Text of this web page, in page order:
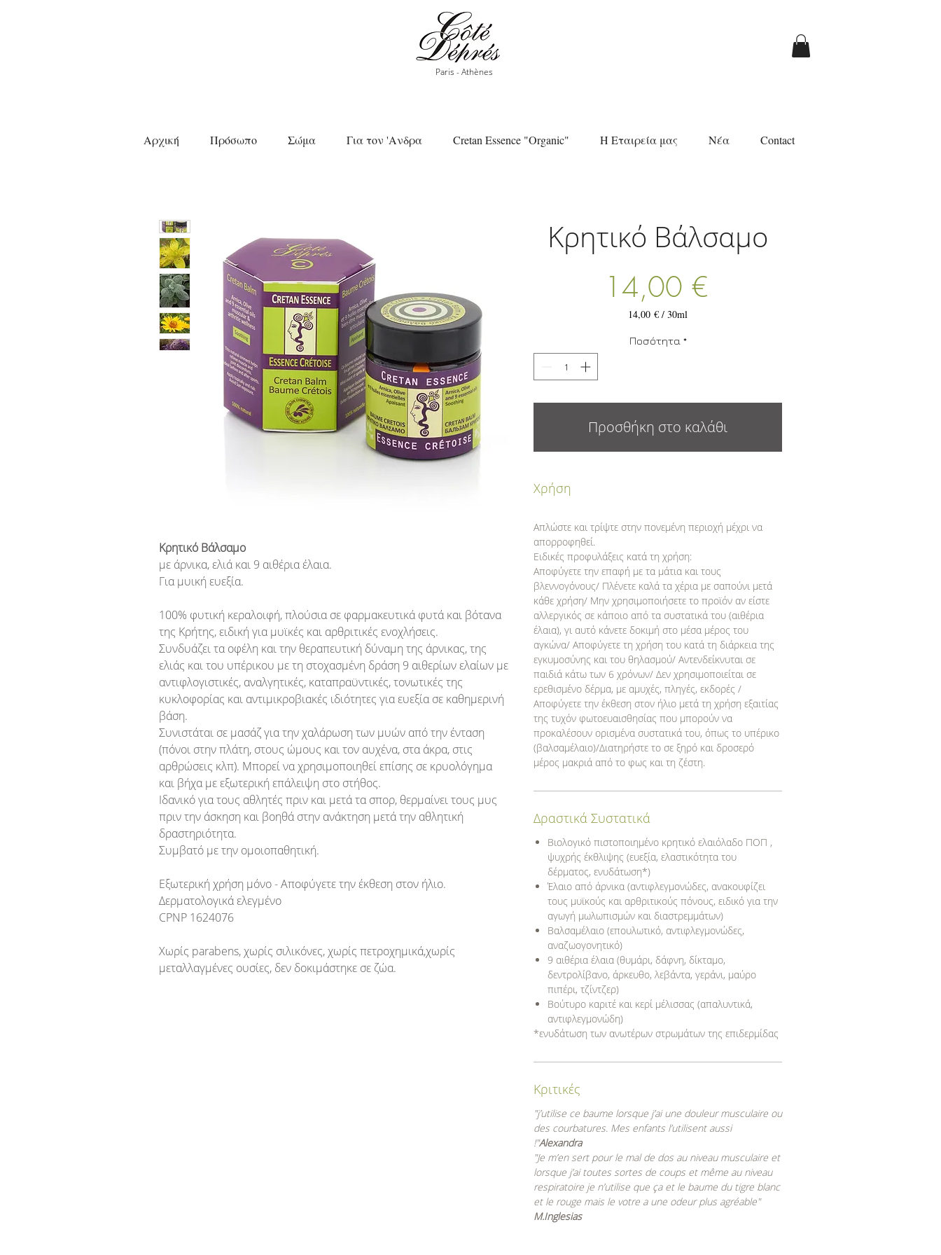
Paris - Athènes
Αρχική Πρόσωπο Σώμα Για τον 'Ανδρα Cretan Essence "Organic" Η Εταιρεία μας Νέα Contact
Κρητικό Βάλσαμο
με άρνικα, ελιά και 9 αιθέρια έλαια.
Για μυική ευεξία.
100% φυτική κεραλοιφή, πλούσια σε φαρμακευτικά φυτά και βότανα
της Κρήτης, ειδική για μυϊκές και αρθριτικές ενοχλήσεις.
Συνδυάζει τα οφέλη και την θεραπευτική δύναμη της άρνικας, της
ελιάς και του υπέρικου με τη στοχασμένη δράση 9 αιθερίων ελαίων με
αντιφλογιστικές, αναλγητικές, καταπραϋντικές, τονωτικές της
κυκλοφορίας και αντιμικροβιακές ιδιότητες για ευεξία σε καθημερινή
βάση.
Συνιστάται σε μασάζ για την χαλάρωση των μυών από την ένταση
(πόνοι στην πλάτη, στους ώμους και τον αυχένα, στα άκρα, στις
αρθρώσεις κλπ). Μπορεί να χρησιμοποιηθεί επίσης σε κρυολόγημα
και βήχα με εξωτερική επάλειψη στο στήθος.
Ιδανικό για τους αθλητές πριν και μετά τα σπορ, θερμαίνει τους μυς
πριν την άσκηση και βοηθά στην ανάκτηση μετά την αθλητική
δραστηριότητα.
Συμβατό με την ομοιοπαθητική.
Εξωτερική χρήση μόνο -Αποφύγετε την έκθεση στον ήλιο.
Δερματολογικά ελεγμένο
CPNP 1624076
Χωρίς parabens, χωρίς σιλικόνες, χωρίς πετροχημικά,χωρίς
μεταλλαγμένες ουσίες, δεν δοκιμάστηκε σε ζώα.
Κρητικό Βάλσαμο
14,00 €
14,00 € / 30ml
ανά
Ποσότητα *
Προσθήκη στο καλάθι
Χρήση
Απλώστε και τρίψτε στην πονεμένη περιοχή μέχρι να
απορροφηθεί.
Ειδικές προφυλάξεις κατά τη χρήση:
Αποφύγετε την επαφή με τα μάτια και τους
βλεννογόνους/ Πλένετε καλά τα χέρια με σαπούνι μετά
κάθε χρήση/ Μην χρησιμοποιήσετε το προϊόν αν είστε
αλλεργικός σε κάποιο από τα συστατικά του (αιθέρια
έλαια), γι αυτό κάνετε δοκιμή στο μέσα μέρος του
αγκώνα/ Αποφύγετε τη χρήση του κατά τη διάρκεια της
εγκυμοσύνης και του θηλασμού/ Αντενδείκνυται σε
παιδιά κάτω των 6 χρόνων/ Δεν χρησιμοποιείται σε
ερεθισμένο δέρμα, με αμυχές, πληγές, εκδορές /
Αποφύγετε την έκθεση στον ήλιο μετά τη χρήση εξαιτίας
της τυχόν φωτοευαισθησίας που μπορούν να
προκαλέσουν ορισμένα συστατικά του, όπως το υπέρικο
(βαλσαμέλαιο)/Διατηρήστε το σε ξηρό και δροσερό
μέρος μακριά από το φως και τη ζέστη.
Δραστικά Συστατικά
Βιολογικό πιστοποιημένο κρητικό ελαιόλαδο ΠΟΠ ,
ψυχρής έκθλιψης (ευεξία, ελαστικότητα του
δέρματος, ενυδάτωση*)
Έλαιο από άρνικα (αντιφλεγμονώδες, ανακουφίζει
τους μυϊκούς και αρθριτικούς πόνους, ειδικό για την
αγωγή μωλωπισμών και διαστρεμμάτων)
Βαλσαμέλαιο (επουλωτικό, αντιφλεγμονώδες,
αναζωογονητικό)
9 αιθέρια έλαια (θυμάρι, δάφνη, δίκταμο,
δεντρολίβανο, άρκευθο, λεβάντα, γεράνι, μαύρο
πιπέρι, τζίντζερ)
Βούτυρο καριτέ και κερί μέλισσας (απαλυντικά,
αντιφλεγμονώδη)
*ενυδάτωση των ανωτέρων στρωμάτων της επιδερμίδας
Κριτικές
"j’utilise ce baume lorsque j’ai une douleur musculaire ou
des courbatures. Mes enfants l’utilisent aussi
!"Alexandra
"Je m’en sert pour le mal de dos au niveau musculaire et
lorsque j’ai toutes sortes de coups et même au niveau
respiratoire je n’utilise que ça et le baume du tigre blanc
et le rouge mais le votre a une odeur plus agréable"
M.Inglesias